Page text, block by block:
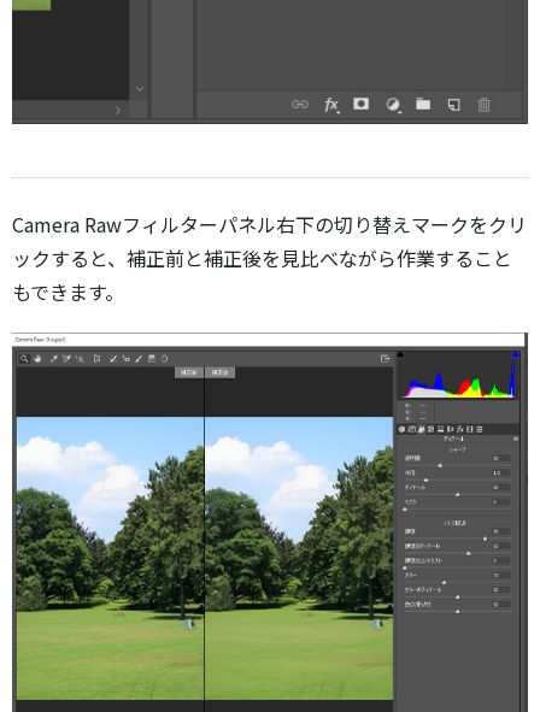
Camera Rawフィルターパネル右下の切り替えマークをクリ
ックすると、補正前と補正後を見比べながら作業すること
もできます。